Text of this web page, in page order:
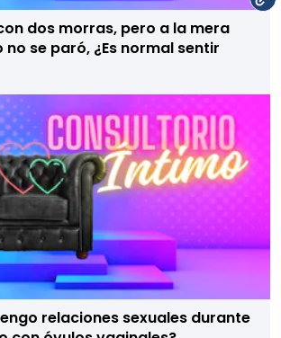
dos morras, pero a la mera
se paró, ¿Es normal sentir
relaciones sexuales durante